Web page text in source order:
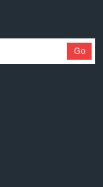
Go